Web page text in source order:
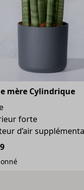
mère Cylindrique
forte
d’air